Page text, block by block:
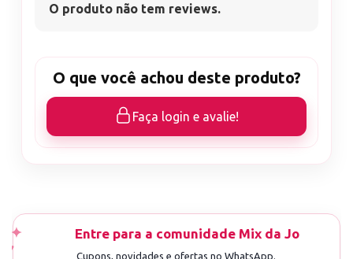
O produto não tem reviews.
O que você achou deste produto?
Faça login e avalie!